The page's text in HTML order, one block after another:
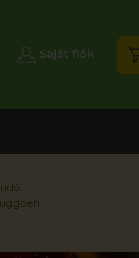
Saját fiók